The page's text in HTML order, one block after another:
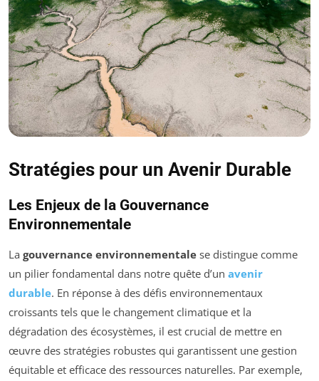
Stratégies pour un Avenir Durable
Les Enjeux de la Gouvernance
Environnementale
La gouvernance environnementale se distingue comme
un pilier fondamental dans notre quête d’un avenir
durable. En réponse à des défis environnementaux
croissants tels que le changement climatique et la
dégradation des écosystèmes, il est crucial de mettre en
œuvre des stratégies robustes qui garantissent une gestion
équitable et efficace des ressources naturelles. Par exemple,